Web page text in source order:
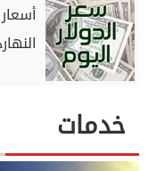
خدمات